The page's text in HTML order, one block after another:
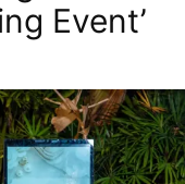
Event’